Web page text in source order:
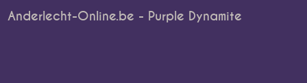
Anderlecht-Online.be - Purple Dynamite